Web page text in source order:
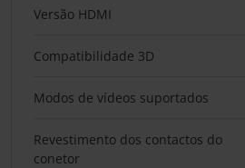
Versão HDMI
Compatibilidade 3D
Modos de vídeos suportados
Revestimento dos contactos do
conetor